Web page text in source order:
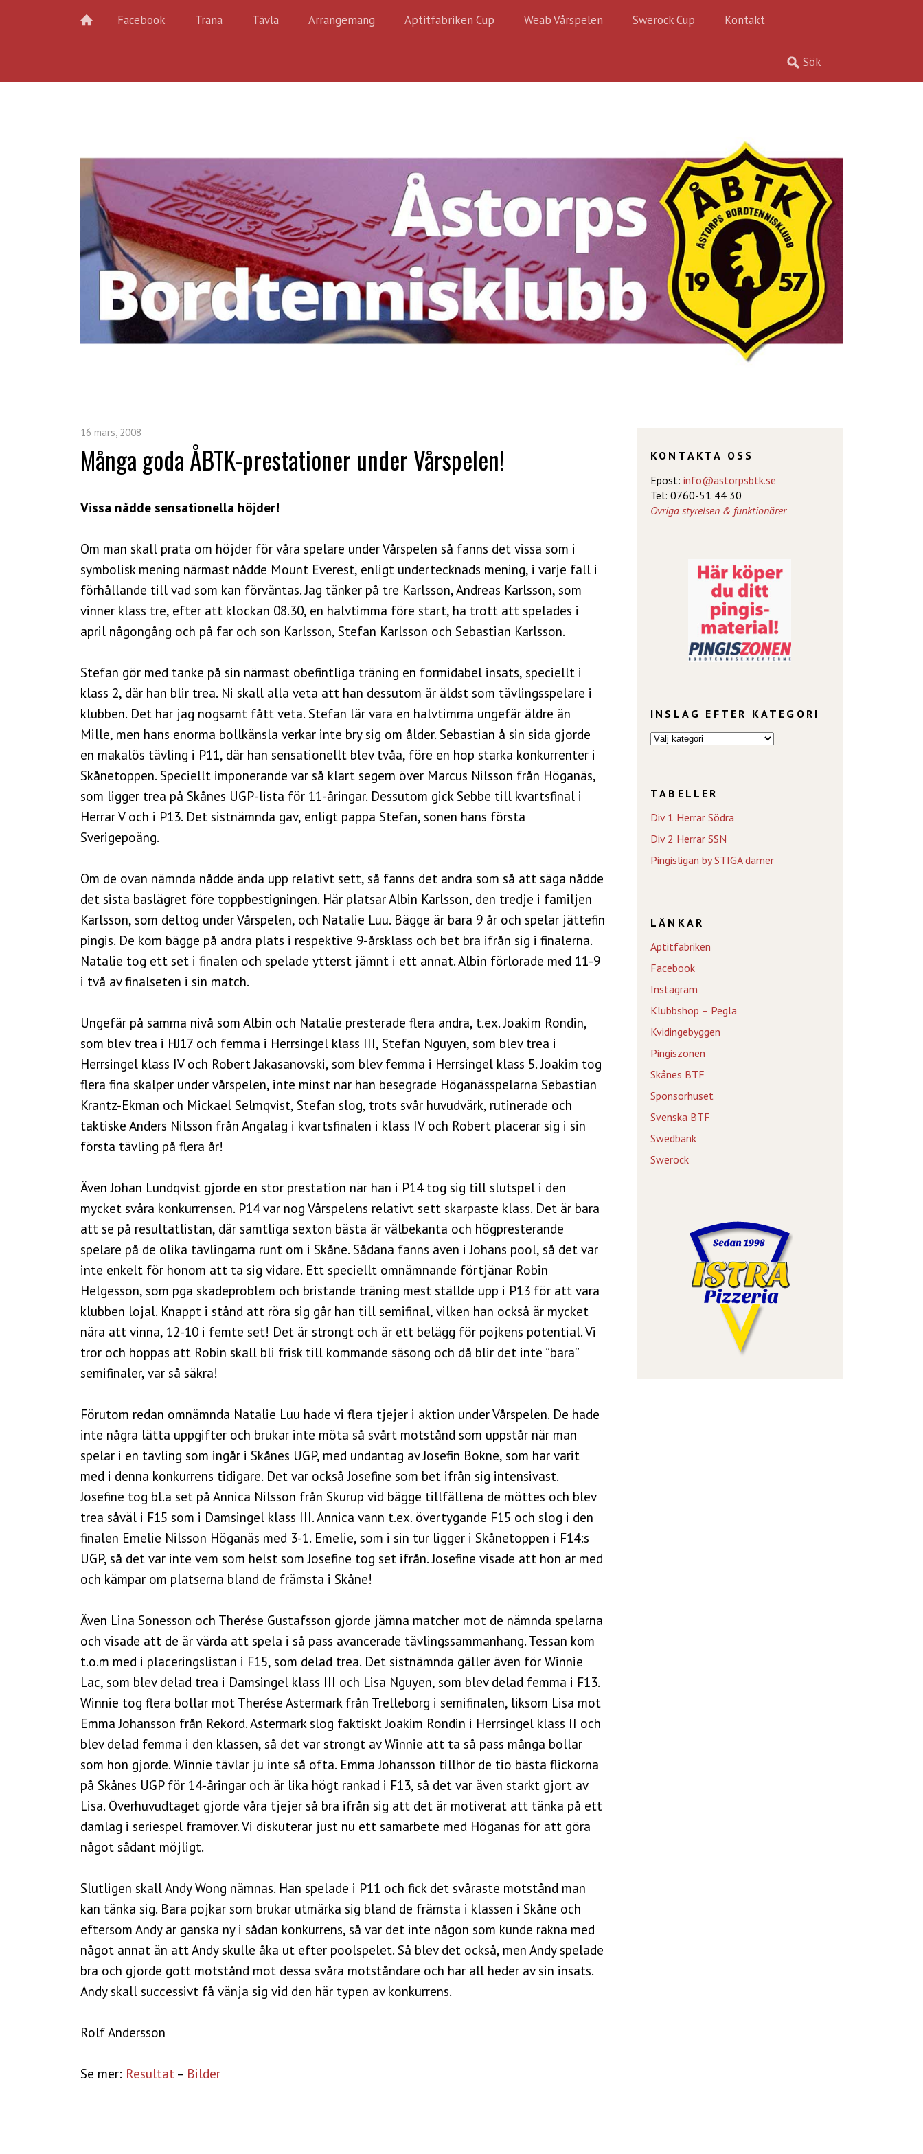
Facebook Träna Tävla Arrangemang Aptitfabriken Cup Weab Vårspelen Swerock Cup Kontakt
16 mars, 2008
Många goda ÅBTK-prestationer under Vårspelen!
Vissa nådde sensationella höjder!
Om man skall prata om höjder för våra spelare under Vårspelen så fanns det vissa som i
symbolisk mening närmast nådde Mount Everest, enligt undertecknads mening, i varje fall i
förhållande till vad som kan förväntas. Jag tänker på tre Karlsson, Andreas Karlsson, som
vinner klass tre, efter att klockan 08.30, en halvtimma före start, ha trott att spelades i
april någongång och på far och son Karlsson, Stefan Karlsson och Sebastian Karlsson.
Stefan gör med tanke på sin närmast obefintliga träning en formidabel insats, speciellt i
klass 2, där han blir trea. Ni skall alla veta att han dessutom är äldst som tävlingsspelare i
klubben. Det har jag nogsamt fått veta. Stefan lär vara en halvtimma ungefär äldre än
Mille, men hans enorma bollkänsla verkar inte bry sig om ålder. Sebastian å sin sida gjorde
en makalös tävling i P11, där han sensationellt blev tvåa, före en hop starka konkurrenter i
Skånetoppen. Speciellt imponerande var så klart segern över Marcus Nilsson från Höganäs,
som ligger trea på Skånes UGP-lista för 11-åringar. Dessutom gick Sebbe till kvartsfinal i
Herrar V och i P13. Det sistnämnda gav, enligt pappa Stefan, sonen hans första
Sverigepoäng.
Om de ovan nämnda nådde ända upp relativt sett, så fanns det andra som så att säga nådde
det sista baslägret före toppbestigningen. Här platsar Albin Karlsson, den tredje i familjen
Karlsson, som deltog under Vårspelen, och Natalie Luu. Bägge är bara 9 år och spelar jättefin
pingis. De kom bägge på andra plats i respektive 9-årsklass och bet bra ifrån sig i finalerna.
Natalie tog ett set i finalen och spelade ytterst jämnt i ett annat. Albin förlorade med 11-9
i två av finalseten i sin match.
Ungefär på samma nivå som Albin och Natalie presterade flera andra, t.ex. Joakim Rondin,
som blev trea i HJ17 och femma i Herrsingel klass III, Stefan Nguyen, som blev trea i
Herrsingel klass IV och Robert Jakasanovski, som blev femma i Herrsingel klass 5. Joakim tog
flera fina skalper under vårspelen, inte minst när han besegrade Höganässpelarna Sebastian
Krantz-Ekman och Mickael Selmqvist, Stefan slog, trots svår huvudvärk, rutinerade och
taktiske Anders Nilsson från Ängalag i kvartsfinalen i klass IV och Robert placerar sig i sin
första tävling på flera år!
Även Johan Lundqvist gjorde en stor prestation när han i P14 tog sig till slutspel i den
mycket svåra konkurrensen. P14 var nog Vårspelens relativt sett skarpaste klass. Det är bara
att se på resultatlistan, där samtliga sexton bästa är välbekanta och högpresterande
spelare på de olika tävlingarna runt om i Skåne. Sådana fanns även i Johans pool, så det var
inte enkelt för honom att ta sig vidare. Ett speciellt omnämnande förtjänar Robin
Helgesson, som pga skadeproblem och bristande träning mest ställde upp i P13 för att vara
klubben lojal. Knappt i stånd att röra sig går han till semifinal, vilken han också är mycket
nära att vinna, 12-10 i femte set! Det är strongt och är ett belägg för pojkens potential. Vi
tror och hoppas att Robin skall bli frisk till kommande säsong och då blir det inte ”bara”
semifinaler, var så säkra!
Förutom redan omnämnda Natalie Luu hade vi flera tjejer i aktion under Vårspelen. De hade
inte några lätta uppgifter och brukar inte möta så svårt motstånd som uppstår när man
spelar i en tävling som ingår i Skånes UGP, med undantag av Josefin Bokne, som har varit
med i denna konkurrens tidigare. Det var också Josefine som bet ifrån sig intensivast.
Josefine tog bl.a set på Annica Nilsson från Skurup vid bägge tillfällena de möttes och blev
trea såväl i F15 som i Damsingel klass III. Annica vann t.ex. övertygande F15 och slog i den
finalen Emelie Nilsson Höganäs med 3-1. Emelie, som i sin tur ligger i Skånetoppen i F14:s
UGP, så det var inte vem som helst som Josefine tog set ifrån. Josefine visade att hon är med
och kämpar om platserna bland de främsta i Skåne!
Även Lina Sonesson och Therése Gustafsson gjorde jämna matcher mot de nämnda spelarna
och visade att de är värda att spela i så pass avancerade tävlingssammanhang. Tessan kom
t.o.m med i placeringslistan i F15, som delad trea. Det sistnämnda gäller även för Winnie
Lac, som blev delad trea i Damsingel klass III och Lisa Nguyen, som blev delad femma i F13.
Winnie tog flera bollar mot Therése Astermark från Trelleborg i semifinalen, liksom Lisa mot
Emma Johansson från Rekord. Astermark slog faktiskt Joakim Rondin i Herrsingel klass II och
blev delad femma i den klassen, så det var strongt av Winnie att ta så pass många bollar
som hon gjorde. Winnie tävlar ju inte så ofta. Emma Johansson tillhör de tio bästa flickorna
på Skånes UGP för 14-åringar och är lika högt rankad i F13, så det var även starkt gjort av
Lisa. Överhuvudtaget gjorde våra tjejer så bra ifrån sig att det är motiverat att tänka på ett
damlag i seriespel framöver. Vi diskuterar just nu ett samarbete med Höganäs för att göra
något sådant möjligt.
Slutligen skall Andy Wong nämnas. Han spelade i P11 och fick det svåraste motstånd man
kan tänka sig. Bara pojkar som brukar utmärka sig bland de främsta i klassen i Skåne och
eftersom Andy är ganska ny i sådan konkurrens, så var det inte någon som kunde räkna med
något annat än att Andy skulle åka ut efter poolspelet. Så blev det också, men Andy spelade
bra och gjorde gott motstånd mot dessa svåra motståndare och har all heder av sin insats.
Andy skall successivt få vänja sig vid den här typen av konkurrens.
Rolf Andersson
Se mer: Resultat – Bilder
KONTAKTA OSS
Epost: info@astorpsbtk.se
Tel: 0760-51 44 30
Övriga styrelsen & funktionärer
INSLAG EFTER KATEGORI
TABELLER
Div 1 Herrar Södra
Div 2 Herrar SSN
Pingisligan by STIGA damer
LÄNKAR
Aptitfabriken
Facebook
Instagram
Klubbshop – Pegla
Kvidingebyggen
Pingiszonen
Skånes BTF
Sponsorhuset
Svenska BTF
Swedbank
Swerock